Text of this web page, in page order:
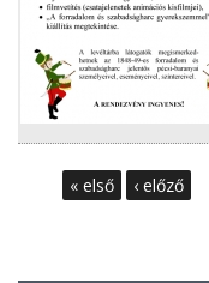
« első ‹ előző